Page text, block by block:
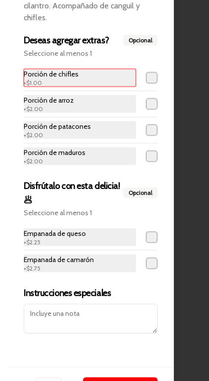
Resaca Lunch 2
Deliciosa combinación de junior
camarón apanado y bebida
personal.
Encebollado Mixto
Deliciosa sopa con pescado,
chifles, canguil y limón.
Medio Encebollado
cebolla, cilantro, chifles, canguil y
Medio encebollado mixto
Deliciosa sopa con pescado,
chifles, canguil y limón.
cilantro. Acompañado de canguil y
chifles.
Deseas agregar extras? Opcional
Seleccione al menos 1
Porción de chifles
+$1.00
Porción de arroz
+$2.00
Porción de patacones
+$2.00
Porción de maduros
+$2.00
Disfrútalo con esta delicia!
🥟
Opcional
Seleccione al menos 1
Empanada de queso
+$2.25
Empanada de camarón
+$2.75
Instrucciones especiales